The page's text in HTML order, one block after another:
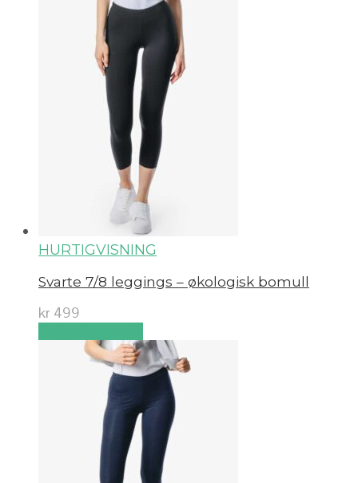
HURTIGVISNING
Svarte 7/8 leggings – økologisk bomull
kr 499